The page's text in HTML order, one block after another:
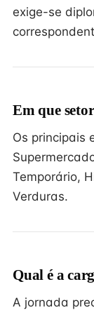
exige-se
Em que
Os principais
Temporário,
Verduras.
Qual é a
A jornada